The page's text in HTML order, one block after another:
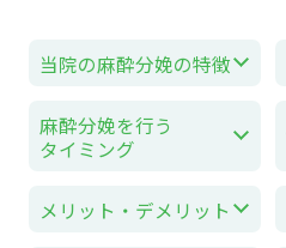
当院の麻酔分娩の特徴
麻酔分娩を行う
タイミング
メリット・デメリット